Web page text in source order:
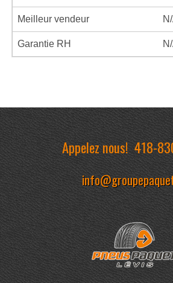
Meilleur vendeur
Garantie RH
Appelez nous!418-